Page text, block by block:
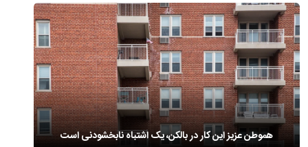
هموطن عزیز این کار در بالکن، یک اشتباه نابخشودنی است